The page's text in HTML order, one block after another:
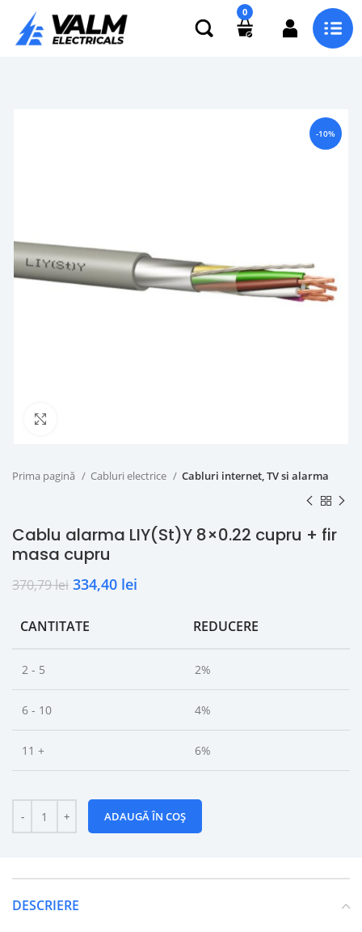
0
-10%
Prima pagină Cabluri electrice Cabluri internet, TV si alarma
Cablu alarma LIY(St)Y 8×0.22 cupru + fir
masa cupru
370,79lei 334,40 lei
CANTITATE REDUCERE
2 - 5 2%
6 - 10 4%
11 + 6%
ADAUGĂ ÎN COȘ
DESCRIERE